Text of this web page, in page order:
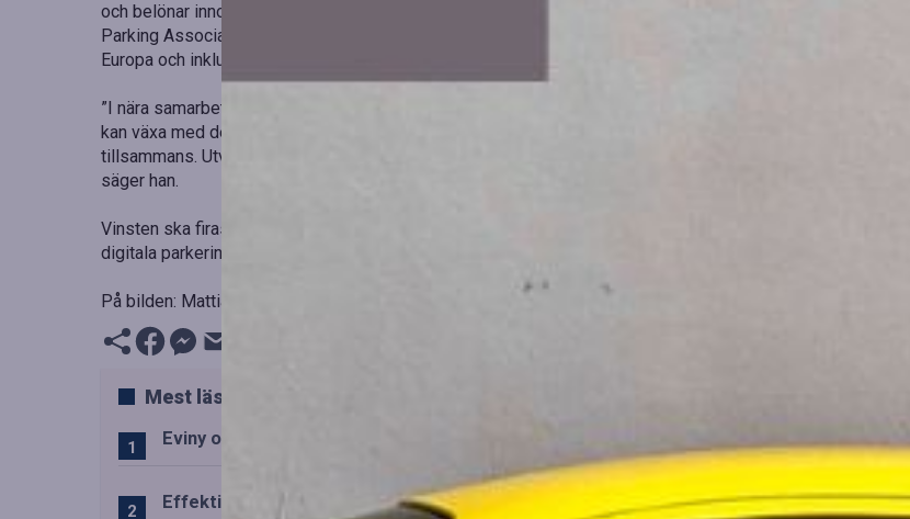
och belönar innovation, hållbarhet, användarvänlighet och samfällighet. Den anordnas av European
Parking Association, en organisation som förenar experter, myndigheter och företag från hela
Europa och inkluderade åtta kategorier i år.
”I nära samarbete med Dukaten har vi skapat en lösning som möter stadens behov idag och som
kan växa med den i framtiden. Vi är stolta över partnerskapet och det vi har åstadkommit
tillsammans. Utvecklingen pågår fortfarande och vi planerar för ännu fler funktioner i framtiden,”
säger han.
Vinsten ska firas tillsammans med medarbetarna som bidragit till utvecklingen av Linköpings
digitala parkeringslösning, en innovation som nu även erkänns som en av Europas bästa.
På bilden: Mattias Nilsson från Dukaten, James Toal från Skidata och Thony Rysjö från Skidata.
Mest lästa
Eviny och Statkraft förenar snabbladdningstjänster i Norden
Effektiv drift av trafiktekniska system i Sverige